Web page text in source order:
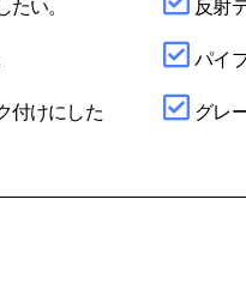
い。 反射
パイ
付けにした
グレ